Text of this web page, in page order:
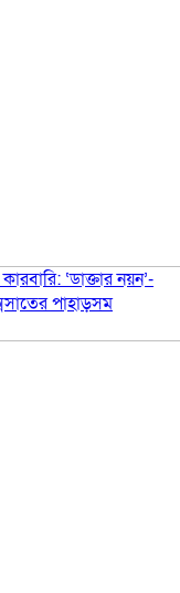
‘ডাক্তার নয়ন’-
পাহাড়সম